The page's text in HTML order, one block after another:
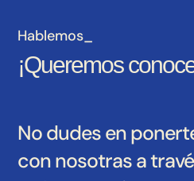
Hablemos_
¡Queremos
No dudes en
con nosotras a